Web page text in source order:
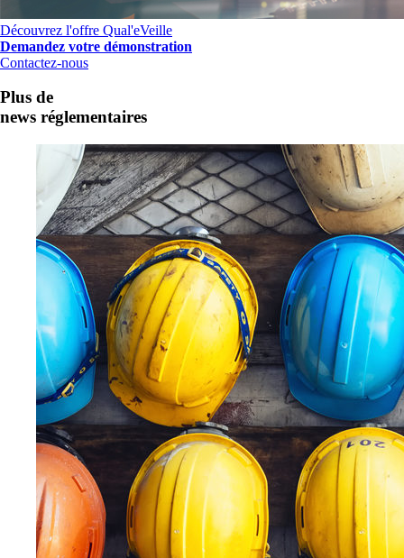
Découvrez l'offre Qual'eVeille
Demandez votre démonstration
Contactez-nous
Plus de
news réglementaires